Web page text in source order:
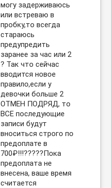
могу задерживаюсь
или встреваю в
пробку,то всегда
стараюсь
предупредить
заранее за час или 2
? Так что сейчас
вводится новое
правило,если у
девочки больше 2
ОТМЕН ПОДРЯД, то
ВСЕ последующие
записи будут
вноситься строго по
предоплате в
700₽!!!?????Пока
предоплата не
внесена, ваше время
считается